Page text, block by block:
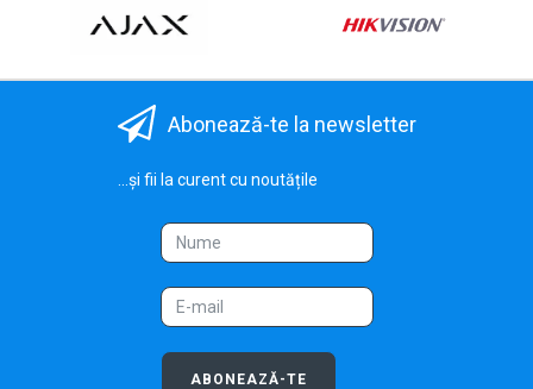
Abonează-te la newsletter
...și fii la curent cu noutățile
ABONEAZĂ-TE